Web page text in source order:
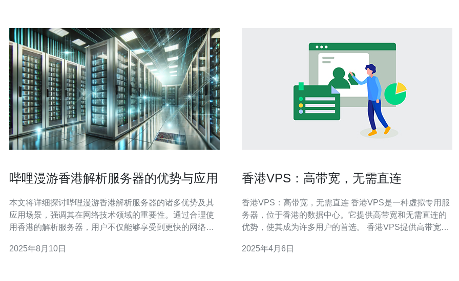
哔哩漫游香港解析服务器的优势与应用
本文将详细探讨哔哩漫游香港解析服务器的诸多优势及其
应用场景，强调其在网络技术领域的重要性。通过合理使
用香港的解析服务器，用户不仅能够享受到更快的网络速
供商中，推荐德讯电讯作为优质的选择，以满足不同用户
2025年8月10日
香港VPS：高带宽，无需直连
香港VPS：高带宽，无需直连 香港VPS是一种虚拟专用服
务器，位于香港的数据中心。它提供高带宽和无需直连的
优势，使其成为许多用户的首选。 香港VPS提供高带宽，
是企业客户，他们都可以通过香港VPS获得稳定、高速的
2025年4月6日